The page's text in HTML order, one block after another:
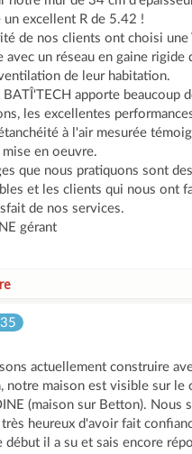
un excellent R de 5.42 !
de nos clients ont choisi
avec un réseau en gaine rigide
de leur habitation.
BATÎ'TECH apporte beaucoup
les excellentes
à l'air mesurée
en oeuvre.
que nous pratiquons sont
et les clients qui nous ont
de nos services.
gérant
actuellement construire
notre maison est visible sur le
(maison sur Betton). Nous
heureux d'avoir fait
début il a su et sais encore